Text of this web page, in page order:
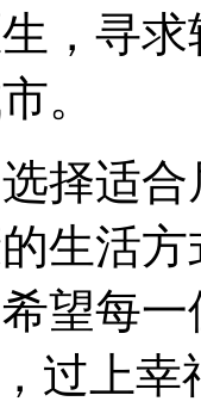
，寻
。
择适
生活
望每
过上